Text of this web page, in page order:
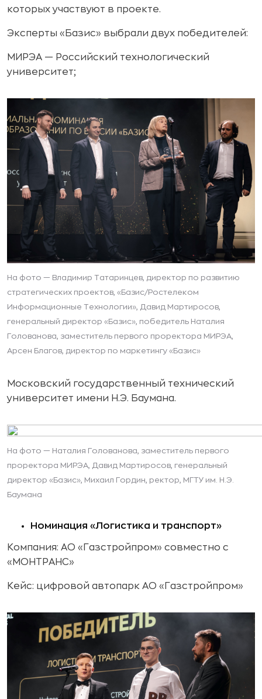
которых участвуют в проекте.
Эксперты «Базис» выбрали двух победителей:
МИРЭА — Российский технологический
университет;
На фото — Владимир Татаринцев, директор по развитию
стратегических проектов, «Базис/Ростелеком
Информационные Технологии», Давид Мартиросов,
генеральный директор «Базис», победитель Наталия
Голованова, заместитель первого проректора МИРЭА,
Арсен Благов, директор по маркетингу «Базис»
Московский государственный технический
университет имени Н.Э. Баумана.
На фото — Наталия Голованова, заместитель первого
проректора МИРЭА, Давид Мартиросов, генеральный
директор «Базис», Михаил Гордин, ректор, МГТУ им. Н.Э.
Баумана
Номинация «Логистика и транспорт»
Компания: АО «Газстройпром» совместно с
«МОНТРАНС»
Кейс: цифровой автопарк АО «Газстройпром»